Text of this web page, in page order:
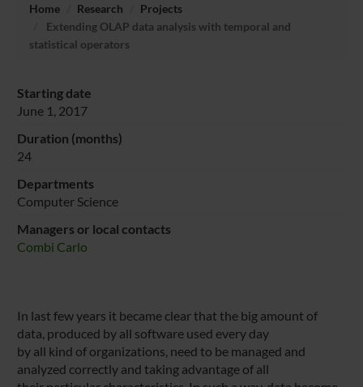
Home Research
Projects
Extending OLAP data analysis with temporal and
statistical operators
Starting date
June 1, 2017
Duration (months)
24
Departments
Computer Science
Managers or local contacts
Combi Carlo
In last few years it became clear that the big amount of
data, produced by all software used every day
by all kind of organizations, need to be managed and
analyzed correctly and taking advantage of all